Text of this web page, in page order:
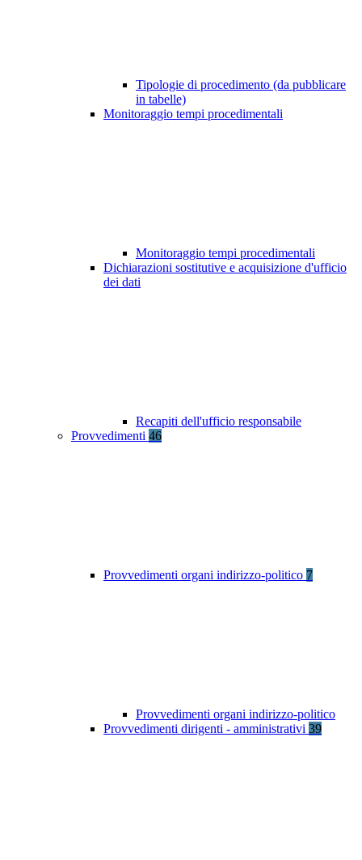
Tipologie di procedimento (da pubblicare
in tabelle)
Monitoraggio tempi procedimentali
Monitoraggio tempi procedimentali
Dichiarazioni sostitutive e acquisizione d'ufficio
dei dati
Recapiti dell'ufficio responsabile
Provvedimenti 46
Provvedimenti organi indirizzo-politico 7
Provvedimenti organi indirizzo-politico
Provvedimenti dirigenti - amministrativi 39